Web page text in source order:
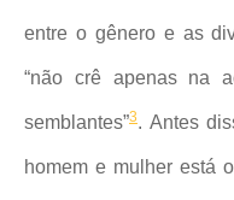
entre o gênero e as
“não crê apenas na
semblantes”3. Antes
homem e mulher está